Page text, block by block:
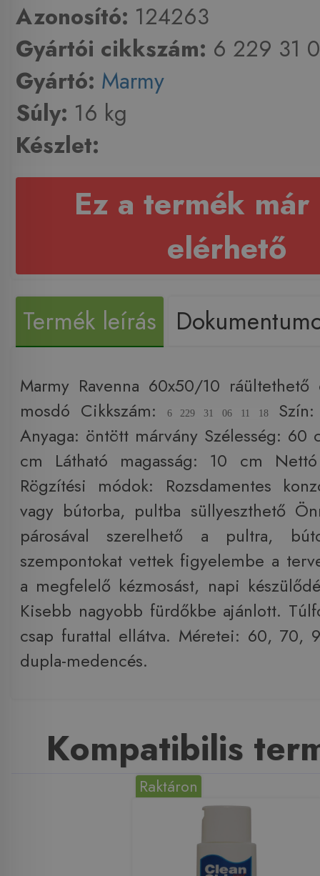
Azonosító: 124263
Gyártói cikkszám: 6 229 31
Gyártó: Marmy
Súly: 16 kg
Készlet:
Ez a termék már
elérhető
Termék leírás
Marmy Ravenna 60x50/10
mosdó Cikkszám:
6 229 31 06 11 18Szín:
Anyaga: öntött márvány Szélesség: 60
cm Látható magasság: 10 cm
Rögzítési módok: Rozsdamentes
vagy bútorba, pultba süllyeszthető
párosával szerelhető a pultra,
szempontokat vettek figyelembe a
a megfelelő kézmosást, napi
Kisebb nagyobb fürdőkbe ajánlott.
csap furattal ellátva. Méretei: 60, 70,
dupla-medencés.
Kompatibilis
Raktáron